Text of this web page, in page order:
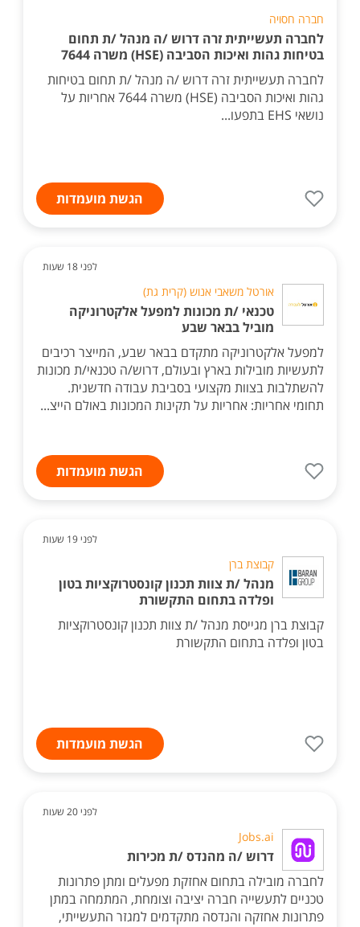
חברה חסויה
לחברה תעשייתית זרה דרוש /ה מנהל /ת תחום
בטיחות גהות ואיכות הסביבה (HSE) משרה 7644
לחברה תעשייתית זרה דרוש /ה מנהל /ת תחום בטיחות
גהות ואיכות הסביבה (HSE) משרה 7644 אחריות על
נושאי EHS בתפעו...
הגשת מועמדות
לפני 18 שעות
אורטל משאבי אנוש (קרית גת)
טכנאי /ת מכונות למפעל אלקטרוניקה
מוביל בבאר שבע
למפעל אלקטרוניקה מתקדם בבאר שבע, המייצר רכיבים
לתעשיות מובילות בארץ ובעולם, דרוש/ה טכנאי/ת מכונות
להשתלבות בצוות מקצועי בסביבת עבודה חדשנית.
תחומי אחריות: אחריות על תקינות המכונות באולם הייצ...
הגשת מועמדות
לפני 19 שעות
קבוצת ברן
מנהל /ת צוות תכנון קונסטרוקציות בטון
ופלדה בתחום התקשורת
קבוצת ברן מגייסת מנהל /ת צוות תכנון קונסטרוקציות
בטון ופלדה בתחום התקשורת
הגשת מועמדות
לפני 20 שעות
Jobs.ai
דרוש /ה מהנדס /ת מכירות
לחברה מובילה בתחום אחזקת מפעלים ומתן פתרונות
טכניים לתעשייה חברה יציבה וצומחת, המתמחה במתן
פתרונות אחזקה והנדסה מתקדמים למגזר התעשייתי,